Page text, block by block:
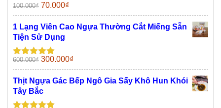
Được xếp
hạng5.005
sao
100.000₫ Giá
gốc
là:
100.000₫.
70.000₫
hiện
tại
1 Lạng Viên Cao Ngựa Thường Cắt Miếng Sẵn
Tiện Sử Dụng
Được xếp
hạng5.005
sao
600.000₫ Giá
gốc
là:
600.000₫.
300.000₫
hiện
tại
Thịt Ngựa Gác Bếp Ngô Gia Sấy Khô Hun Khói
Tây Bắc